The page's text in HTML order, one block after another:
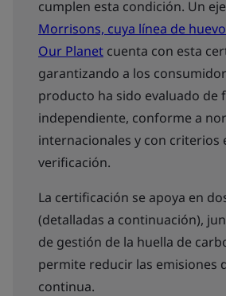
cumplen esta condición. Un
Morrisons, cuya línea de
Our Planet cuenta con esta
garantizando a los
producto ha sido evaluado de
independiente, conforme a
internacionales y con criterios
verificación.
La certificación se apoya en
(detalladas a continuación),
de gestión de la huella de
permite reducir las emisiones
continua.